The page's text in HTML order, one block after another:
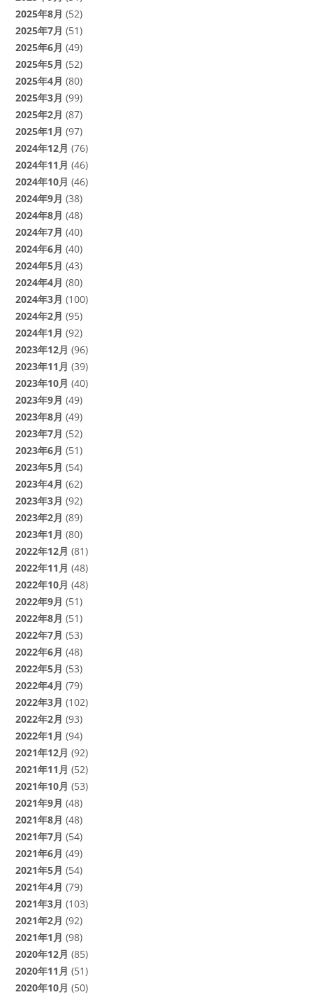
2025年8月 (52)
2025年7月 (51)
2025年6月 (49)
2025年5月 (52)
2025年4月 (80)
2025年3月 (99)
2025年2月 (87)
2025年1月 (97)
2024年12月 (76)
2024年11月 (46)
2024年10月 (46)
2024年9月 (38)
2024年8月 (48)
2024年7月 (40)
2024年6月 (40)
2024年5月 (43)
2024年4月 (80)
2024年3月 (100)
2024年2月 (95)
2024年1月 (92)
2023年12月 (96)
2023年11月 (39)
2023年10月 (40)
2023年9月 (49)
2023年8月 (49)
2023年7月 (52)
2023年6月 (51)
2023年5月 (54)
2023年4月 (62)
2023年3月 (92)
2023年2月 (89)
2023年1月 (80)
2022年12月 (81)
2022年11月 (48)
2022年10月 (48)
2022年9月 (51)
2022年8月 (51)
2022年7月 (53)
2022年6月 (48)
2022年5月 (53)
2022年4月 (79)
2022年3月 (102)
2022年2月 (93)
2022年1月 (94)
2021年12月 (92)
2021年11月 (52)
2021年10月 (53)
2021年9月 (48)
2021年8月 (48)
2021年7月 (54)
2021年6月 (49)
2021年5月 (54)
2021年4月 (79)
2021年3月 (103)
2021年2月 (92)
2021年1月 (98)
2020年12月 (85)
2020年11月 (51)
2020年10月 (50)